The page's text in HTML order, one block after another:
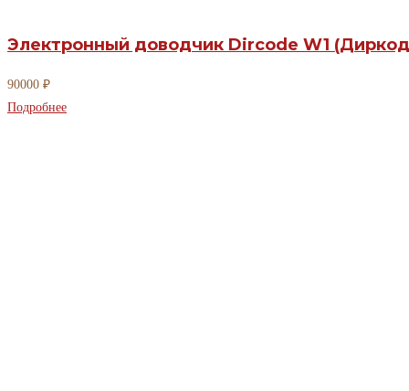
Электронный доводчик Dircode W1
90000 ₽
Подробнее